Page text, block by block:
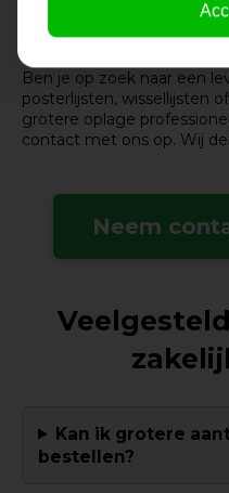
Vraag een
Ben je op zoek naar een
posterlijsten, wissellijsten
grotere oplage
contact met ons op. Wij
Neem
Kan ik grotere
bestellen?